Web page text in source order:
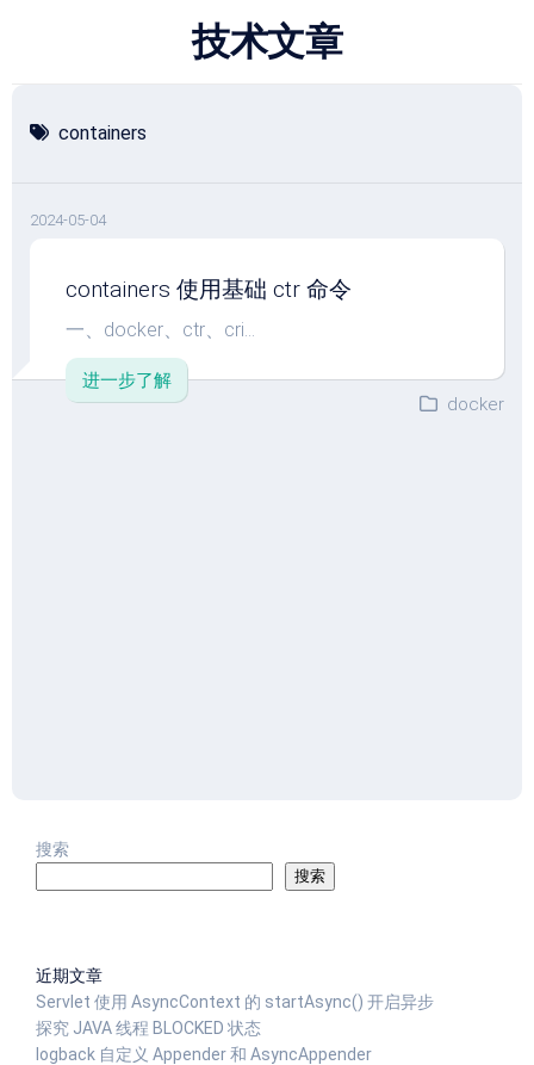
技术文章
containers
2024-05-04
containers 使用基础 ctr 命令
一、docker、ctr、cri...
进一步了解
docker
搜索
搜索
近期文章
Servlet 使用 AsyncContext 的 startAsync() 开启异步
探究 JAVA 线程 BLOCKED 状态
logback 自定义 Appender 和 AsyncAppender